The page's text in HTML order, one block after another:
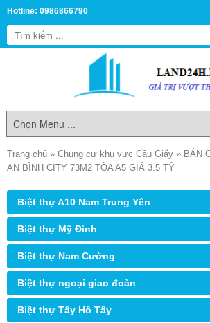
Hotline: 0986866790
Trang chủ » Chung cư khu vực Cầu Giấy » BÁN
AN BÌNH CITY 73M2 TÒA A5 GIÁ 3.5 TỶ
Biệt thự A10 Nam Trung Yên
Biệt thự Mỹ Đình
Biệt thự Nam Cường
Biệt thự ngoại giao đoàn
Biệt thự Tây Hồ Tây